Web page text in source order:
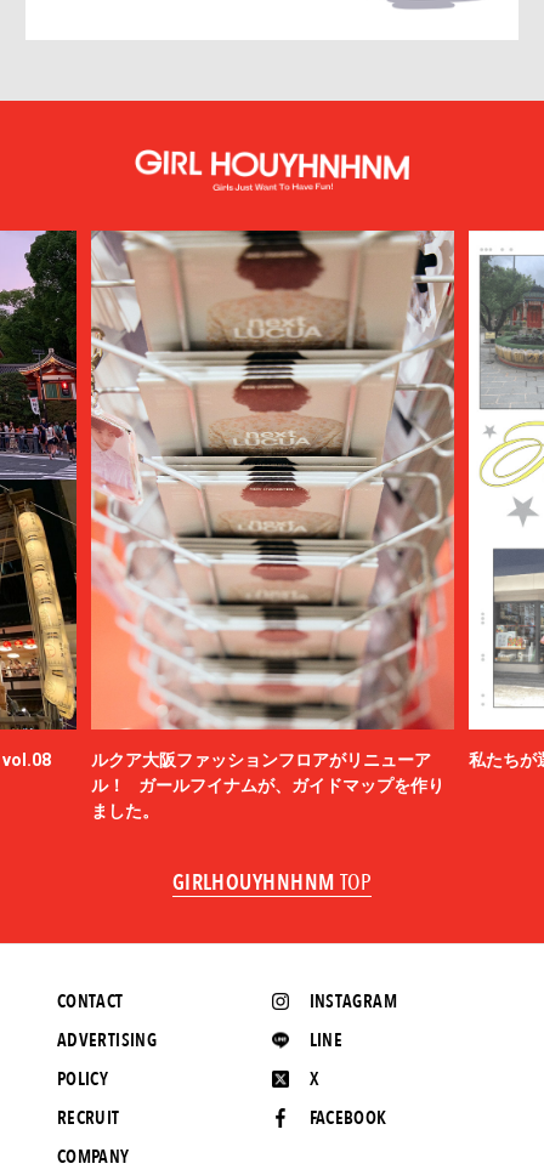
vol.08
ルクア大阪ファッションフロアがリニューア
ル！ ガールフイナムが、ガイドマップを作り
ました。
私たちが
GIRLHOUYHNHNM TOP
INSTAGRAM
LINE
X
FACEBOOK
CONTACT
ADVERTISING
POLICY
RECRUIT
COMPANY